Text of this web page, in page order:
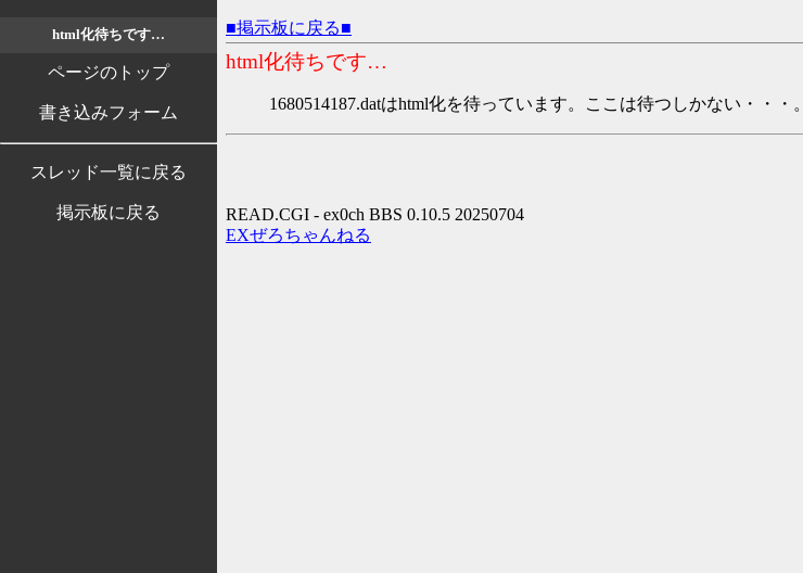
html化待ちです…
ページのトップ
書き込みフォーム
スレッド一覧に戻る
掲示板に戻る
■掲示板に戻る■
html化待ちです…
1680514187.datはhtml化を待っています。ここは待つしかない・・・。
READ.CGI - ex0ch BBS 0.10.5 20250704
EXぜろちゃんねる